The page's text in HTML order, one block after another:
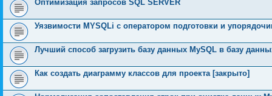
Оптимизация запросов SQL SERVER
Уязвимости MYSQLi с оператором подготовки и
Лучший способ загрузить базу данных MySQL в базу
Как создать диаграмму классов для проекта [закрыто]